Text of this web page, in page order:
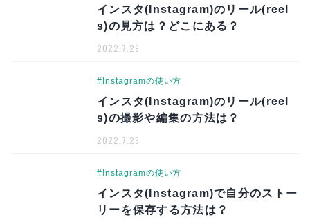
インスタ(Instagram)のリール(reel
s)の見方は？どこにある？
2022.7.29
#Instagramの使い方
インスタ(Instagram)のリール(reel
s)の撮影や編集の方法は？
2022.7.29
#Instagramの使い方
インスタ(Instagram)で自分のストー
リーを保存する方法は？